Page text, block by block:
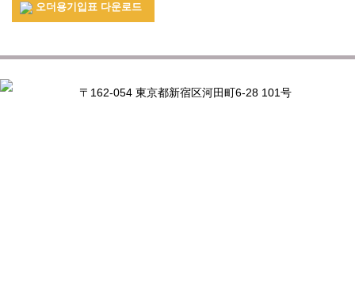
오더용기입표 다운로드
〒162-054 東京都新宿区河田町6-28 101号